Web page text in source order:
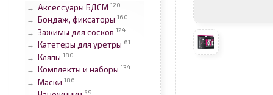
→ Аксессуары БДСМ 120
→ Бондаж, фиксаторы 160
→ Зажимы для сосков 124
→ Катетеры для уретры 61
→ Кляпы 180
→ Комплекты и наборы 134
→ Маски 186
59